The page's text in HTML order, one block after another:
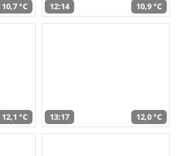
10,7 °C 12:14 10,9 °C
12,1 °C 13:17 12,0 °C